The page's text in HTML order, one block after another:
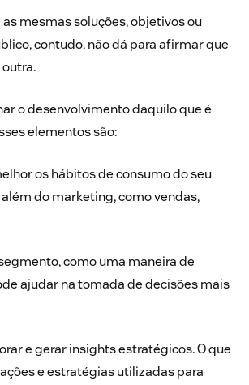
mesmas soluções, objetivos ou
contudo, não dá para afirmar que
o desenvolvimento daquilo que é
elementos são:
os hábitos de consumo do seu
do marketing, como vendas,
como uma maneira de
ajudar na tomada de decisões mais
e gerar insights estratégicos. O que
e estratégias utilizadas para